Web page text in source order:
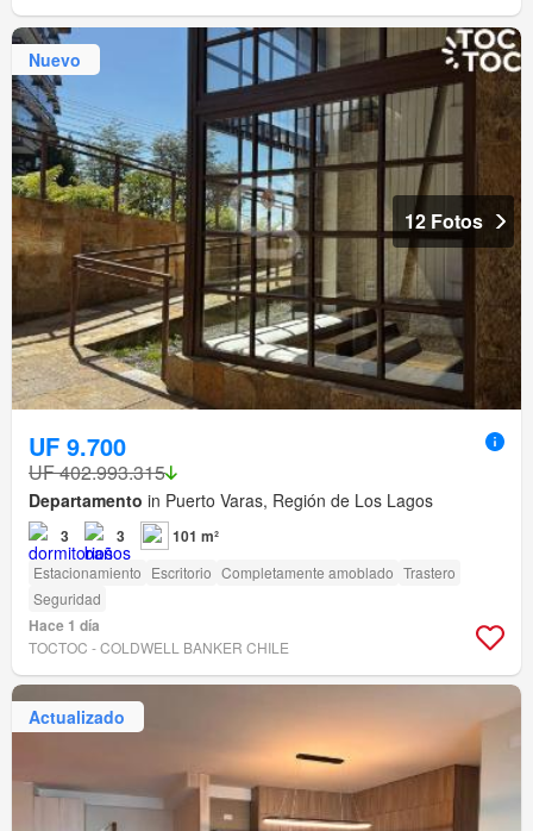
Nuevo
12 Fotos
UF 9.700
UF 402.993.315
Departamento in Puerto Varas, Región de Los Lagos
3 3 101 m²
Estacionamiento Escritorio Completamente amoblado Trastero
Seguridad
Hace 1 día
TOCTOC - COLDWELL BANKER CHILE
Actualizado